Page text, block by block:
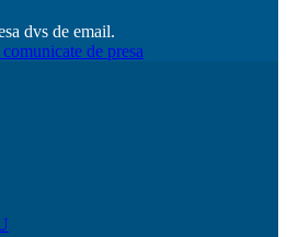
dvs de email.
de presa